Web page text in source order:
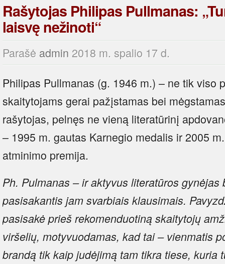
Rašytojas Philipas Pullmanas:
laisvę nežinoti“
Parašė admin 2018 m. spalio 17 d.
Philipas Pullmanas (g. 1946 m.) – ne tik viso
skaitytojams gerai pažįstamas bei
rašytojas, pelnęs ne vieną literatūrinį
– 1995 m. gautas Karnegio medalis ir 2005
atminimo premija.
Ph. Pulmanas – ir aktyvus literatūros
pasisakantis jam svarbiais klausimais.
pasisakė prieš rekomenduotiną skaitytojų
viršelių, motyvuodamas, kad tai – vienmatis
brandą tik kaip judėjimą tam tikra tiese, kuria